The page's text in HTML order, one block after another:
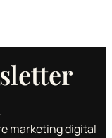
marketing digital